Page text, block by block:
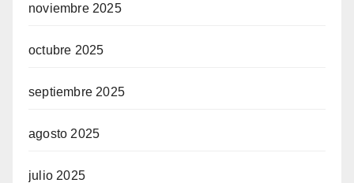
noviembre 2025
octubre 2025
septiembre 2025
agosto 2025
julio 2025